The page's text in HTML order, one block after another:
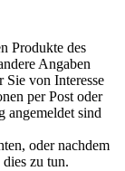
Produkte des
Angaben
Sie von Interesse
per Post oder
angemeldet sind
oder nachdem
zu tun.